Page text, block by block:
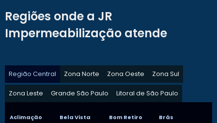
Regiões onde a JR
Impermeabilização atende
Região Central Zona Norte Zona Oeste Zona Sul
Zona Leste Grande São Paulo Litoral de São Paulo
Aclimação Bela Vista Bom Retiro
Brás